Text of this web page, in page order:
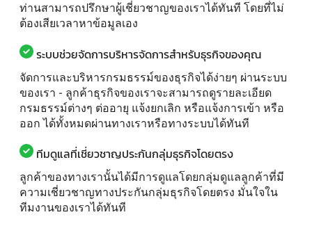
ท่านสามารถปรึกษาผู้เชี่ยวชาญของเราได้ทันที โดยที่ไม่
ต้องเสียเวลาหาข้อมูลเอง
ระบบช่วยจัดการบริหารจัดการสำหรับธุรกิจของคุณ
จัดการและบริหารกรมธรรม์ของธุรกิจได้ง่ายๆ ผ่านระบบ
ของเรา - ลูกค้าธุรกิจของเราจะสามารถดูรายละเอียด
กรมธรรม์ต่างๆ ต่ออายุ แจ้งยกเลิก หรือแจ้งการเข้า หรือ
ออก ได้ทั้งหมดผ่านทางเราหรือทางระบบได้ทันที
ทีมดูแลที่เชี่ยวชาญประกันกลุ่มธุรกิจโดยตรง
ลูกค้าของทางเรานั้นได้มีการดูแลโดยกลุ่มดูแลลูกค้าที่มี
ความเชี่ยวชาญทางประกันกลุ่มธุรกิจโดยตรง มั่นใจใน
ทีมงานของเราได้ทันที